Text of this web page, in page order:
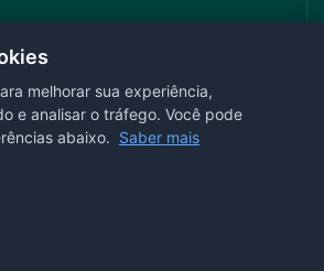
n° 3310, Centro CEP: 78.280-000 -
melhorar sua experiência,
e analisar o tráfego. Você pode
abaixo. Saber mais